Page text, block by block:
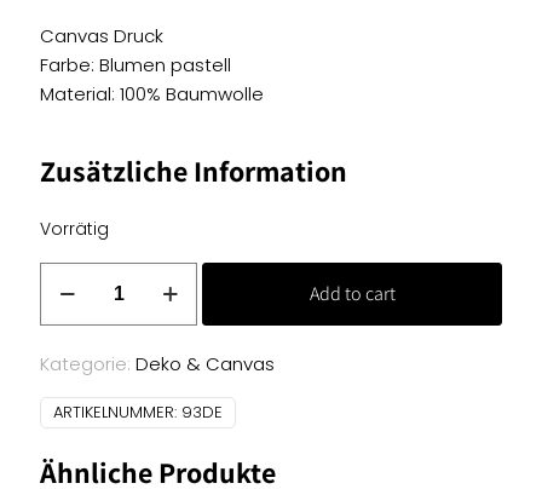
Canvas Druck
Farbe: Blumen pastell
Material: 100% Baumwolle
Zusätzliche Information
Vorrätig
-
Blumen
pastell
Menge
Add to cart
Kategorie: Deko & Canvas
ARTIKELNUMMER: 93DE
Ähnliche Produkte